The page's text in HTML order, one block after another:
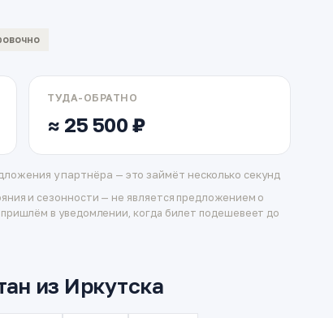
ТУДА-ОБРАТНО
≈ 25 500 ₽
у партнёра — это займёт несколько секунд
и сезонности — не является предложением о
в уведомлении, когда билет подешевеет до
из Иркутска